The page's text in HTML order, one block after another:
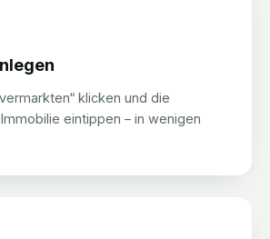
klicken und die
eintippen – in wenigen